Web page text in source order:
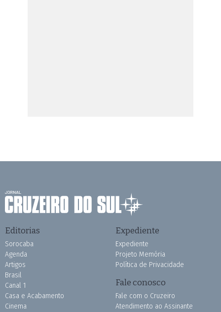
Editorias
Sorocaba
Agenda
Artigos
Brasil
Canal 1
Casa e Acabamento
Cinema
Expediente
Expediente
Projeto Memória
Política de Privacidade
Fale conosco
Fale com o Cruzeiro
Atendimento ao Assinante